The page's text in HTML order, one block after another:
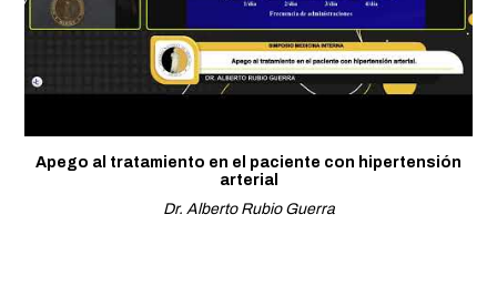
Apego al tratamiento en el paciente con hipertensión
arterial
Dr. Alberto Rubio Guerra